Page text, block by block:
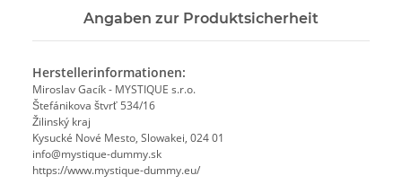
Angaben zur Produktsicherheit
Herstellerinformationen:
Miroslav Gacík - MYSTIQUE s.r.o.
Štefánikova štvrť 534/16
Žilinský kraj
Kysucké Nové Mesto, Slowakei, 024 01
info@mystique-dummy.sk
https://www.mystique-dummy.eu/